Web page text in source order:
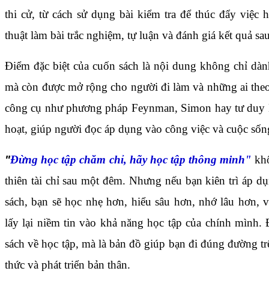
thi cử, từ cách sử dụng bài kiểm tra để thúc đẩy việc
thuật làm bài trắc nghiệm, tự luận và đánh giá kết quả
Điểm đặc biệt của cuốn sách là nội dung không chỉ
mà còn được mở rộng cho người đi làm và những ai
công cụ như phương pháp Feynman, Simon hay tư
hoạt, giúp người đọc áp dụng vào công việc và cuộc
"Đừng học tập chăm chỉ, hãy học tập thông minh"
thiên tài chỉ sau một đêm. Nhưng nếu bạn kiên trì áp
sách, bạn sẽ học nhẹ hơn, hiểu sâu hơn, nhớ lâu hơn,
lấy lại niềm tin vào khả năng học tập của chính
sách về học tập, mà là bản đồ giúp bạn đi đúng đường
thức và phát triển bản thân.